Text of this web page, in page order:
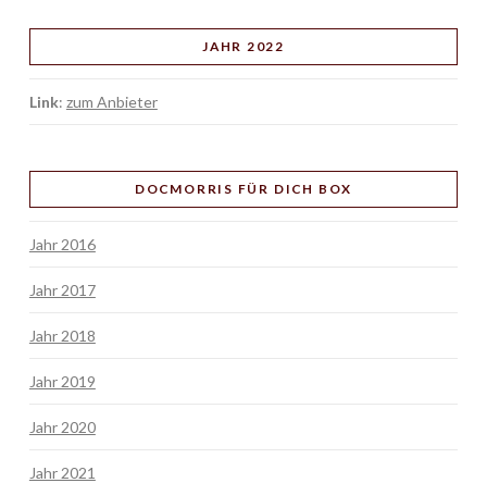
JAHR 2022
Link: zum Anbieter
DOCMORRIS FÜR DICH BOX
Jahr 2016
Jahr 2017
Jahr 2018
Jahr 2019
Jahr 2020
Jahr 2021